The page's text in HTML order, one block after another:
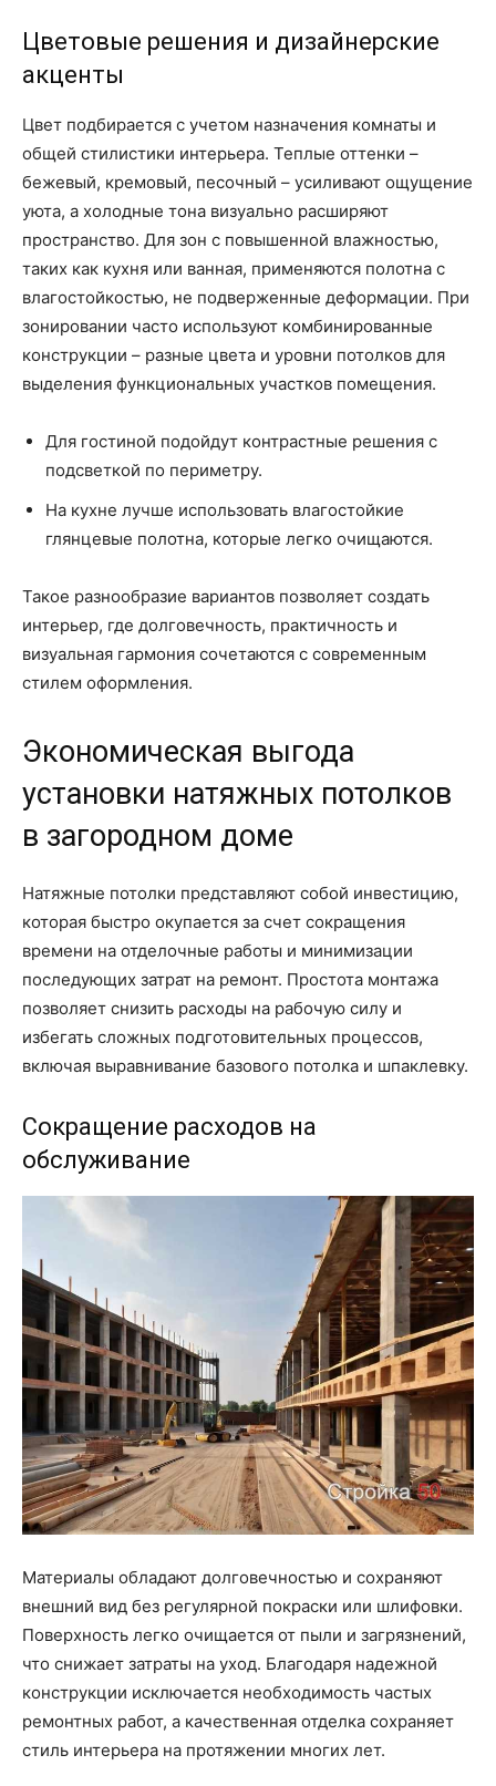
Цветовые решения и дизайнерские
акценты
Цвет подбирается с учетом назначения комнаты и
общей стилистики интерьера. Теплые оттенки –
бежевый, кремовый, песочный – усиливают ощущение
уюта, а холодные тона визуально расширяют
пространство. Для зон с повышенной влажностью,
таких как кухня или ванная, применяются полотна с
влагостойкостью, не подверженные деформации. При
зонировании часто используют комбинированные
конструкции – разные цвета и уровни потолков для
выделения функциональных участков помещения.
Для гостиной подойдут контрастные решения с
подсветкой по периметру.
На кухне лучше использовать влагостойкие
глянцевые полотна, которые легко очищаются.
Такое разнообразие вариантов позволяет создать
интерьер, где долговечность, практичность и
визуальная гармония сочетаются с современным
стилем оформления.
Экономическая выгода
установки натяжных потолков
в загородном доме
Натяжные потолки представляют собой инвестицию,
которая быстро окупается за счет сокращения
времени на отделочные работы и минимизации
последующих затрат на ремонт. Простота монтажа
позволяет снизить расходы на рабочую силу и
избегать сложных подготовительных процессов,
включая выравнивание базового потолка и шпаклевку.
Сокращение расходов на
обслуживание
Материалы обладают долговечностью и сохраняют
внешний вид без регулярной покраски или шлифовки.
Поверхность легко очищается от пыли и загрязнений,
что снижает затраты на уход. Благодаря надежной
конструкции исключается необходимость частых
ремонтных работ, а качественная отделка сохраняет
стиль интерьера на протяжении многих лет.